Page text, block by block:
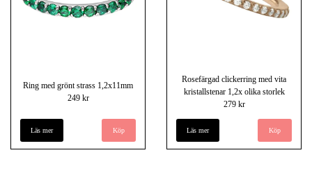
Ring med grönt strass 1,2x11mm
249 kr
Läs mer
Rosefärgad clickerring med vita
kristallstenar 1,2x olika storlek
279 kr
Läs mer Köp